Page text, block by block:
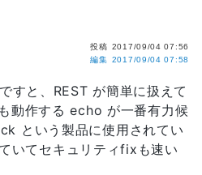
すと、REST が簡単に扱えて
動作する echo が一番有力候
という製品に使用されてい
いてセキュリティfixも速い
投稿 2017/09/04 07:56
編集 2017/09/04 07:58